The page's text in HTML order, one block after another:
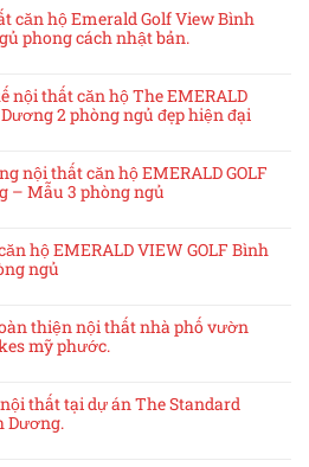
căn hộ Emerald Golf View Bình
phong cách nhật bản.
nội thất căn hộ The EMERALD
2 phòng ngủ đẹp hiện đại
nội thất căn hộ EMERALD GOLF
– Mẫu 3 phòng ngủ
hộ EMERALD VIEW GOLF Bình
ngủ
thiện nội thất nhà phố vườn
mỹ phước.
thất tại dự án The Standard
Dương.